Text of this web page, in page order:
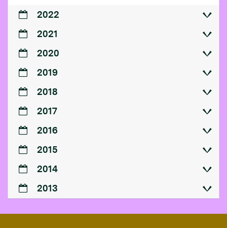
2022
2021
2020
2019
2018
2017
2016
2015
2014
2013